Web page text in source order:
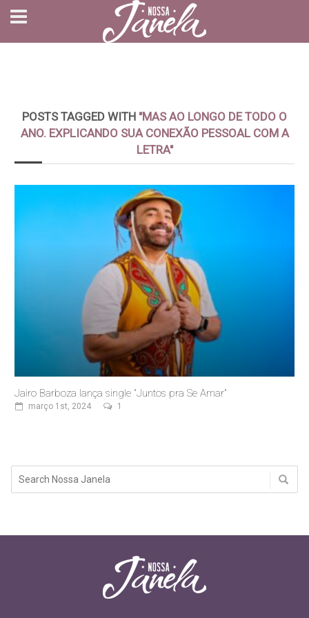
POSTS TAGGED WITH "MAS AO LONGO DE TODO O
ANO. EXPLICANDO SUA CONEXÃO PESSOAL COM A
LETRA"
Jairo Barboza lança single "Juntos pra Se Amar"
março 1st, 2024 1